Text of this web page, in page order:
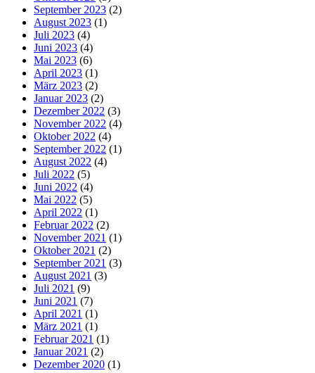
September 2023 (2)
August 2023 (1)
Juli 2023 (4)
Juni 2023 (4)
Mai 2023 (6)
April 2023 (1)
März 2023 (2)
Januar 2023 (2)
Dezember 2022 (3)
November 2022 (4)
Oktober 2022 (4)
September 2022 (1)
August 2022 (4)
Juli 2022 (5)
Juni 2022 (4)
Mai 2022 (5)
April 2022 (1)
Februar 2022 (2)
November 2021 (1)
Oktober 2021 (2)
September 2021 (3)
August 2021 (3)
Juli 2021 (9)
Juni 2021 (7)
April 2021 (1)
März 2021 (1)
Februar 2021 (1)
Januar 2021 (2)
Dezember 2020 (1)